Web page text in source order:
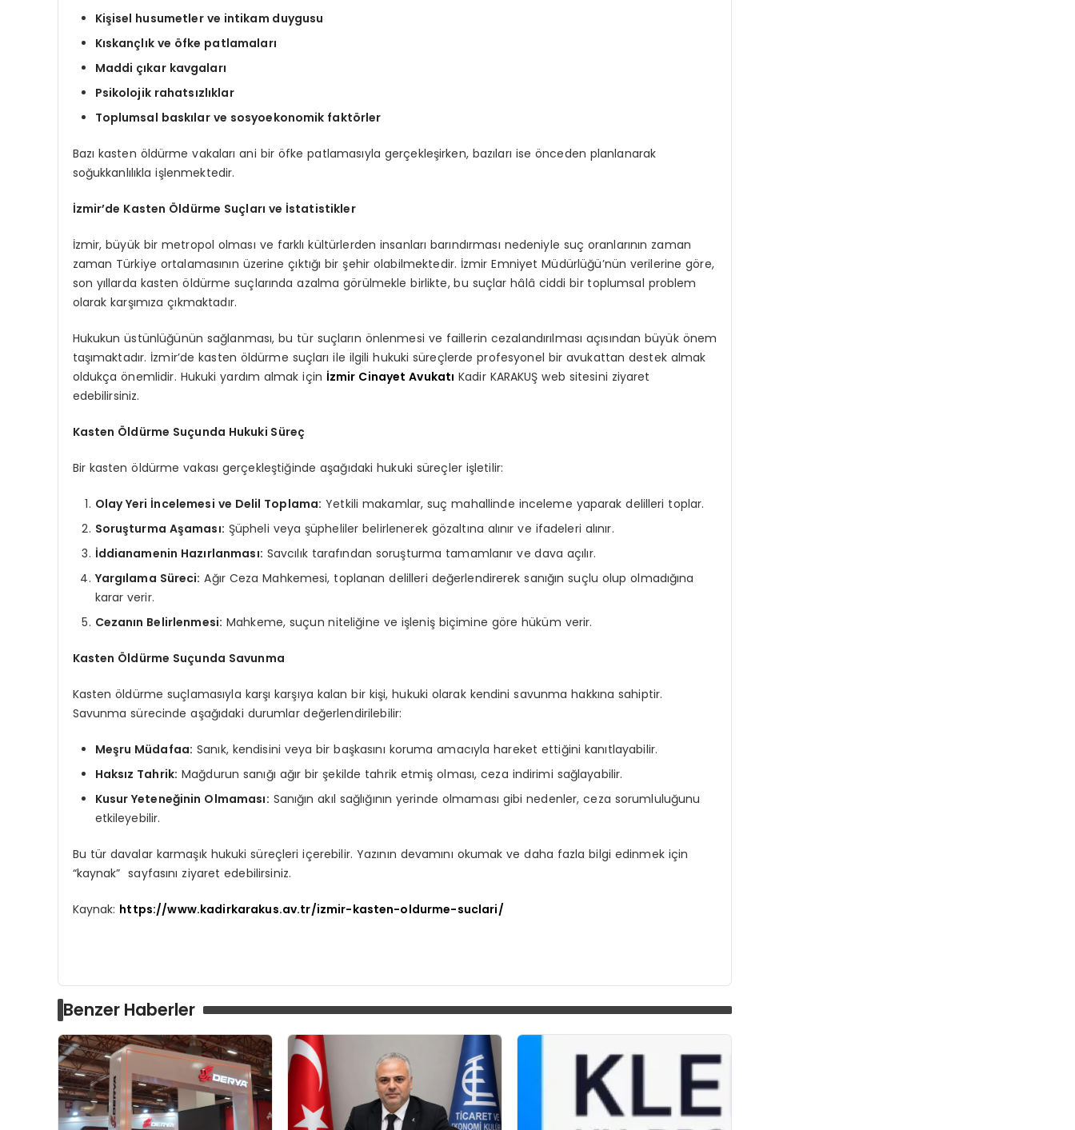
Kişisel husumetler ve intikam duygusu
Kıskançlık ve öfke patlamaları
Maddi çıkar kavgaları
Psikolojik rahatsızlıklar
Toplumsal baskılar ve sosyoekonomik faktörler
Bazı kasten öldürme vakaları ani bir öfke patlamasıyla gerçekleşirken, bazıları ise önceden planlanarak
soğukkanlılıkla işlenmektedir.
İzmir’de Kasten Öldürme Suçları ve İstatistikler
İzmir, büyük bir metropol olması ve farklı kültürlerden insanları barındırması nedeniyle suç oranlarının zaman
zaman Türkiye ortalamasının üzerine çıktığı bir şehir olabilmektedir. İzmir Emniyet Müdürlüğü’nün verilerine göre,
son yıllarda kasten öldürme suçlarında azalma görülmekle birlikte, bu suçlar hâlâ ciddi bir toplumsal problem
olarak karşımıza çıkmaktadır.
Hukukun üstünlüğünün sağlanması, bu tür suçların önlenmesi ve faillerin cezalandırılması açısından büyük önem
taşımaktadır. İzmir’de kasten öldürme suçları ile ilgili hukuki süreçlerde profesyonel bir avukattan destek almak
oldukça önemlidir. Hukuki yardım almak için İzmir Cinayet Avukatı Kadir KARAKUŞ web sitesini ziyaret
edebilirsiniz.
Kasten Öldürme Suçunda Hukuki Süreç
Bir kasten öldürme vakası gerçekleştiğinde aşağıdaki hukuki süreçler işletilir:
Olay Yeri İncelemesi ve Delil Toplama: Yetkili makamlar, suç mahallinde inceleme yaparak delilleri toplar.
Soruşturma Aşaması: Şüpheli veya şüpheliler belirlenerek gözaltına alınır ve ifadeleri alınır.
İddianamenin Hazırlanması: Savcılık tarafından soruşturma tamamlanır ve dava açılır.
Yargılama Süreci: Ağır Ceza Mahkemesi, toplanan delilleri değerlendirerek sanığın suçlu olup olmadığına
karar verir.
Cezanın Belirlenmesi: Mahkeme, suçun niteliğine ve işleniş biçimine göre hüküm verir.
Kasten Öldürme Suçunda Savunma
Kasten öldürme suçlamasıyla karşı karşıya kalan bir kişi, hukuki olarak kendini savunma hakkına sahiptir.
Savunma sürecinde aşağıdaki durumlar değerlendirilebilir:
Meşru Müdafaa: Sanık, kendisini veya bir başkasını koruma amacıyla hareket ettiğini kanıtlayabilir.
Haksız Tahrik: Mağdurun sanığı ağır bir şekilde tahrik etmiş olması, ceza indirimi sağlayabilir.
Kusur Yeteneğinin Olmaması: Sanığın akıl sağlığının yerinde olmaması gibi nedenler, ceza sorumluluğunu
etkileyebilir.
Bu tür davalar karmaşık hukuki süreçleri içerebilir. Yazının devamını okumak ve daha fazla bilgi edinmek için
“kaynak” sayfasını ziyaret edebilirsiniz.
Kaynak: https://www.kadirkarakus.av.tr/izmir-kasten-oldurme-suclari/
Benzer Haberler